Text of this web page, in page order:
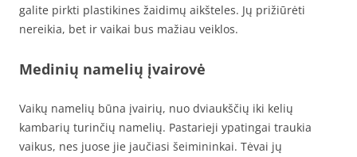
galite pirkti plastikines žaidimų aikšteles. Jų prižiūrėti
nereikia, bet ir vaikai bus mažiau veiklos.
Medinių namelių įvairovė
Vaikų namelių būna įvairių, nuo dviaukščių iki kelių
kambarių turinčių namelių. Pastarieji ypatingai traukia
vaikus, nes juose jie jaučiasi šeimininkai. Tėvai jų